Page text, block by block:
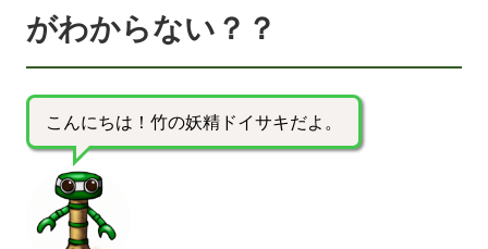
がわからない？？
こんにちは！竹の妖精ドイサキだよ。